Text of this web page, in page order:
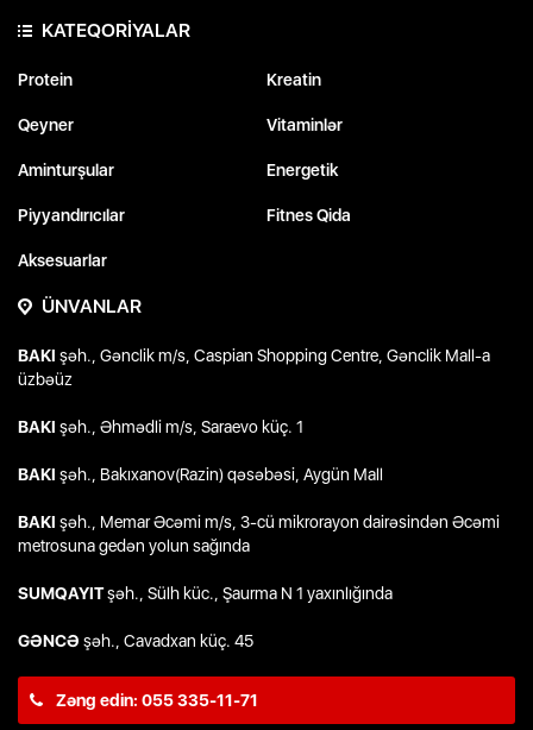
KATEQORİYALAR
Protein Kreatin
Qeyner Vitaminlər
Aminturşular Energetik
Piyyandırıcılar Fitnes Qida
Aksesuarlar
ÜNVANLAR
BAKI şəh., Gənclik m/s, Caspian Shopping Centre, Gənclik Mall-a
üzbəüz
BAKI şəh., Əhmədli m/s, Saraevo küç. 1
BAKI şəh., Bakıxanov(Razin) qəsəbəsi, Aygün Mall
BAKI şəh., Memar Əcəmi m/s, 3-cü mikrorayon dairəsindən Əcəmi
metrosuna gedən yolun sağında
SUMQAYITşəh., Sülh küc., Şaurma N 1 yaxınlığında
GƏNCƏ şəh., Cavadxan küç. 45
Zəng edin: 055 335-11-71